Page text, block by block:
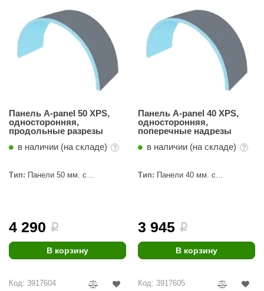
Панель A-panel 50 XPS,
односторонняя,
продольные разрезы
в наличии (на складе)
Тип: Панели 50 мм. с
4 290 i
В корзину
Панель A-panel 40 XPS,
односторонняя,
поперечные надрезы
в наличии (на складе)
Тип: Панели 40 мм. с
3 945 i
В корзину
Код: 3917604 Код: 3917605